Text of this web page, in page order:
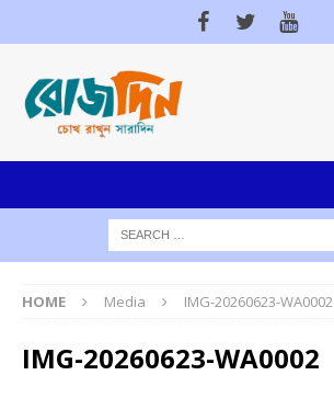
HOME Media IMG-20260623-WA0002
IMG-20260623-WA0002